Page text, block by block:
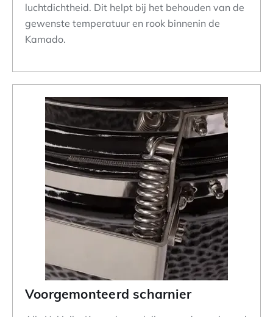
luchtdichtheid. Dit helpt bij het behouden van de
gewenste temperatuur en rook binnenin de
Kamado.
Voorgemonteerd scharnier